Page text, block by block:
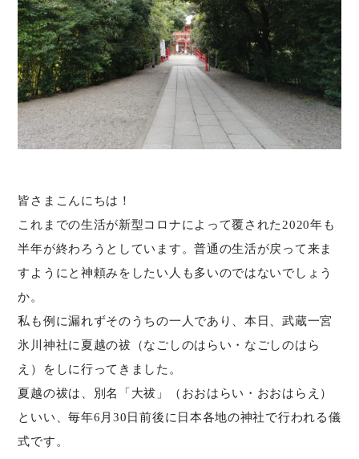
皆さまこんにちは！
これまでの生活が新型コロナによって覆された2020年も
半年が終わろうとしています。普通の生活が戻って来ま
すようにと神頼みをしたい人も多いのではないでしょう
か。
私も例に漏れずそのうちの一人であり、本日、武蔵一宮
氷川神社に夏越の祓（なごしのはらい・なごしのはら
え）をしに行ってきました。
夏越の祓は、別名「大祓」（おおはらい・おおはらえ）
といい、毎年6月30日前後に日本各地の神社で行われる儀
式です。